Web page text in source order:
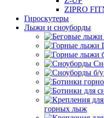
ZIPRO
Гироскутеры
Лыжи и сноуборды
горных лыж